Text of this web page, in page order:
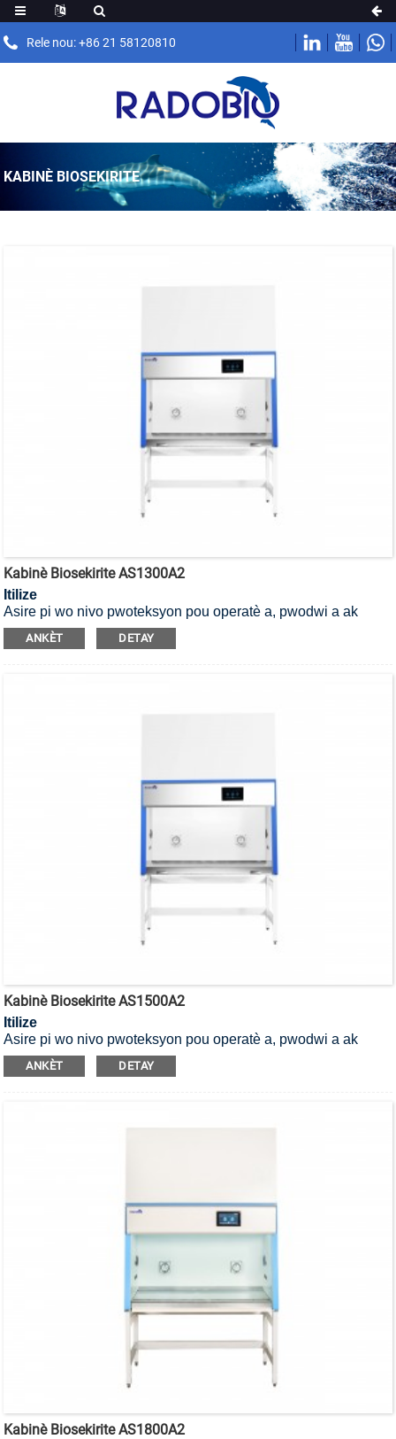
Rele nou: +86 21 58120810
KABINÈ BIOSEKIRITE
Kabinè Biosekirite AS1300A2
Itilize
Asire pi wo nivo pwoteksyon pou operatè a, pwodwi a ak
anviwònman an, li se yon Kabinèt Sekirite Byolojik Klas II, Tip
ANKÈT DETAY
Kabinè Biosekirite AS1500A2
Itilize
Asire pi wo nivo pwoteksyon pou operatè a, pwodwi a ak
anviwònman an, li se yon Kabinèt Sekirite Byolojik Klas II, Tip
A2.ANKÈT DETAY
Kabinè Biosekirite AS1800A2